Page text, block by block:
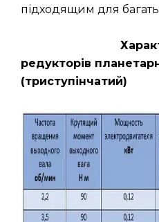
підходящим для
редукторів
(триступінчатий)